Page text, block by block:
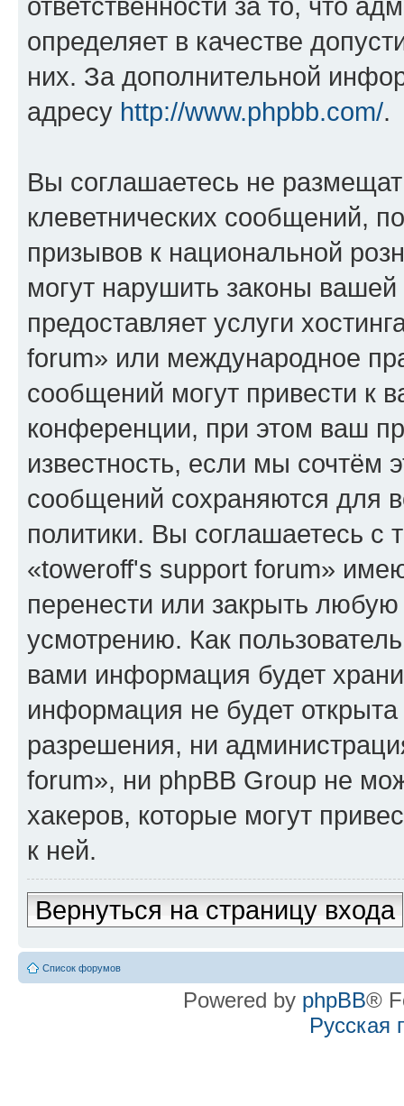
определяет в качестве
них. За дополнительной
адресу http://www.phpbb.com/.
Вы соглашаетесь не
клеветнических сообщений,
призывов к национальной
могут нарушить законы
предоставляет услуги
forum» или международное
сообщений могут привести к
конференции, при этом ваш
известность, если мы сочтём
сообщений сохраняются для
политики. Вы соглашаетесь
«toweroff's support forum»
перенести или закрыть
усмотрению. Как
вами информация будет
информация не будет
разрешения, ни
forum», ни phpBB Group не
хакеров, которые могут
к ней.
Вернуться на страницу входа
Список форумов
Powered by phpBB®
Русская